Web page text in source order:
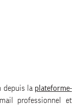
depuis la plateforme-
professionnel et